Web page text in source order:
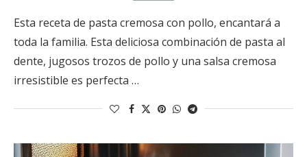
Esta receta de pasta cremosa con pollo, encantará a
toda la familia. Esta deliciosa combinación de pasta al
dente, jugosos trozos de pollo y una salsa cremosa
irresistible es perfecta …